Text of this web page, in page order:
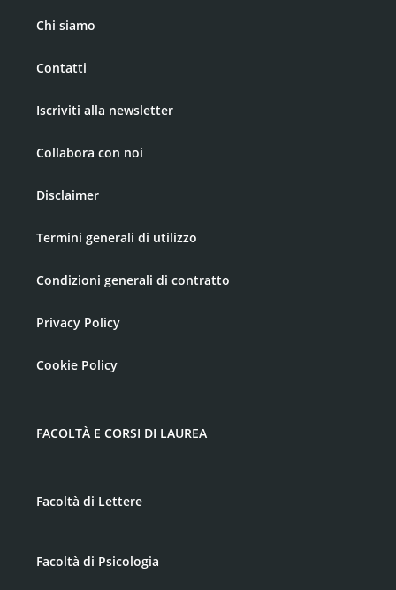
Chi siamo
Contatti
Iscriviti alla newsletter
Collabora con noi
Disclaimer
Termini generali di utilizzo
Condizioni generali di contratto
Privacy Policy
Cookie Policy
FACOLTÀ E CORSI DI LAUREA
Facoltà di Lettere
Facoltà di Psicologia